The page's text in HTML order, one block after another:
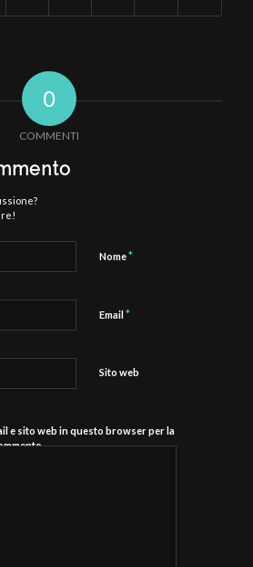
0
COMMENTI
Nome*
Email *
Sito web
e sito web in questo browser per la